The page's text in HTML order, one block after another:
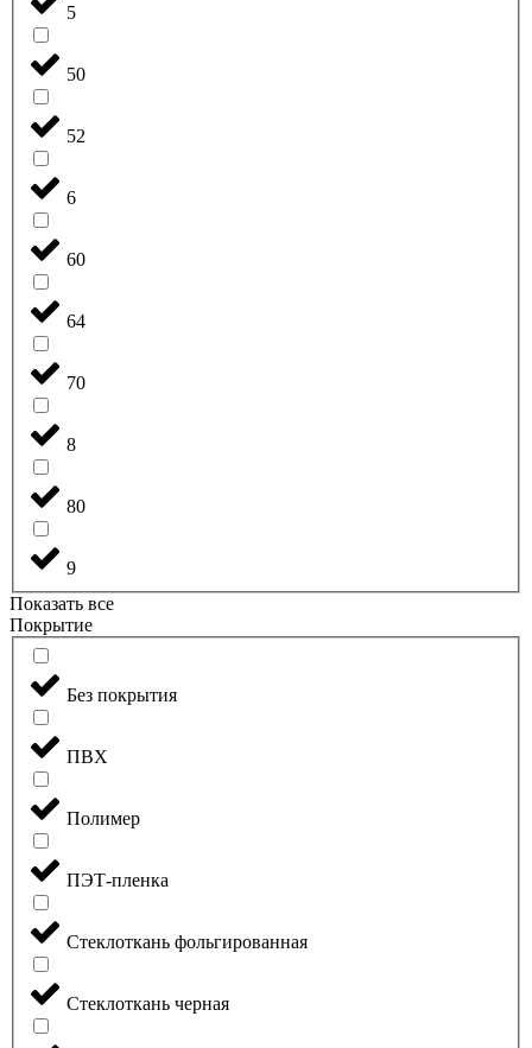
5
50
52
6
60
64
70
8
80
9
Показать все
Покрытие
Без покрытия
ПВХ
Полимер
ПЭТ-пленка
Стеклоткань фольгированная
Стеклоткань черная